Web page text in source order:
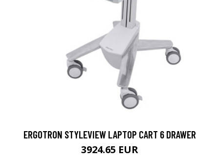
ERGOTRON STYLEVIEW LAPTOP CART 6 DRAWER
3924.65 EUR